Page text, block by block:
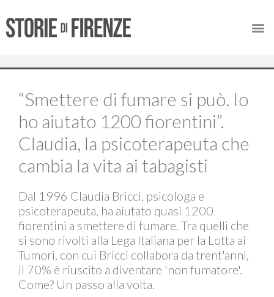
“Smettere di fumare si può. Io
ho aiutato 1200 fiorentini”.
Claudia, la psicoterapeuta che
cambia la vita ai tabagisti
Dal 1996 Claudia Bricci, psicologa e
psicoterapeuta, ha aiutato quasi 1200
fiorentini a smettere di fumare. Tra quelli che
si sono rivolti alla Lega Italiana per la Lotta ai
Tumori, con cui Bricci collabora da trent'anni,
il 70% è riuscito a diventare 'non fumatore'.
Come? Un passo alla volta.